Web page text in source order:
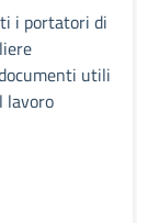
i portatori di
utili
lavoro